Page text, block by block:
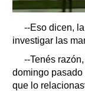
--Eso dicen,
investigar las
--Tenés
domingo
que lo